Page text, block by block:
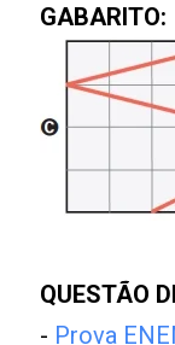
GABARITO:
QUESTÃO
- Prova